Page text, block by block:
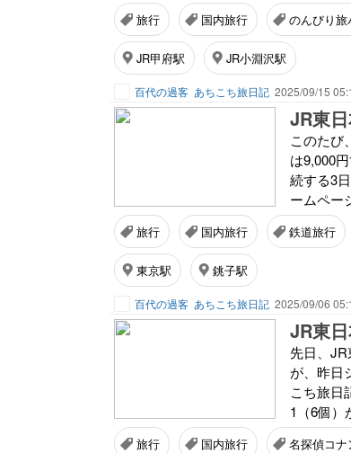
旅行 国内旅行 のんびり旅
JR甲府駅 JR小淵沢駅
百代の過客 あちこち旅日記 2025/09/15
JR東
このたび
は9,000
続する3
ームペー
旅行 国内旅行 鉄道旅行
東京駅 銚子駅
百代の過客 あちこち旅日記 2025/09/06
先日、
が、昨日
こち旅日
1（6個）
旅行 国内旅行 名探偵コナ